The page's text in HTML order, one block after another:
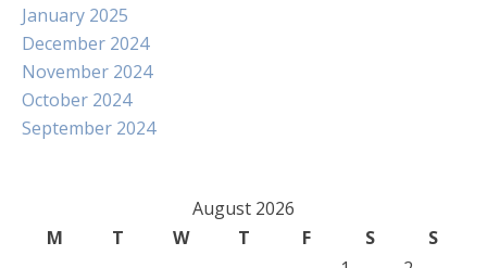
January 2025
December 2024
November 2024
October 2024
September 2024
August 2026
M
T W T F S
S